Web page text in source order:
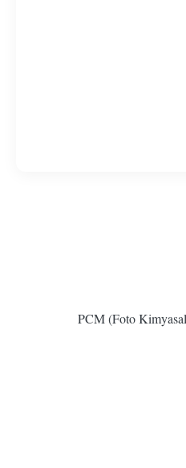
PCM (Foto